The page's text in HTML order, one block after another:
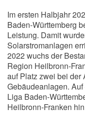
Im ersten Halbjahr
Baden-Württemberg
Leistung. Damit
Solarstromanlagen
2022 wuchs der
Region Heilbronn-
auf Platz zwei bei der
Gebäudeanlagen.
Liga Baden-
Heilbronn-Franken